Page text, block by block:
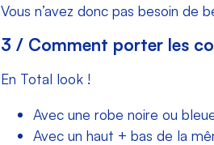
Vous n’avez donc pas besoin de
3 / Comment porter les
En Total look !
Avec une robe noire ou
Avec un haut + bas de la